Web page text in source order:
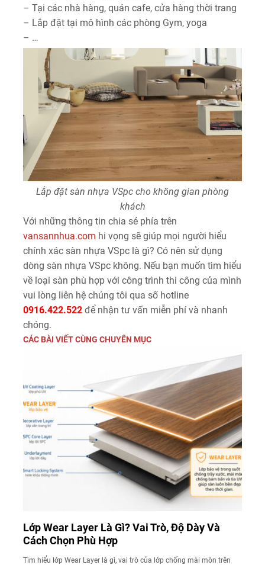
– Tại các nhà hàng, quán cafe, cửa hàng thời trang
– Lắp đặt tại mô hình các phòng Gym, yoga
– …
Lắp đặt sàn nhựa VSpc cho không gian phòng
khách
Với những thông tin chia sẻ phía trên
vansannhua.com hi vọng sẽ giúp mọi người hiểu
chính xác sàn nhựa VSpc là gì? Có nên sử dụng
dòng sàn nhựa VSpc không. Nếu bạn muốn tìm hiểu
về loại sàn phù hợp với công trình thi công của mình
vui lòng liên hệ chúng tôi qua số hotline
0916.422.522 để nhận tư vấn miễn phí và nhanh
chóng.
CÁC BÀI VIẾT CÙNG CHUYÊN MỤC
Lớp Wear Layer Là Gì? Vai Trò, Độ Dày Và
Cách Chọn Phù Hợp
Tìm hiểu lớp Wear Layer là gì, vai trò của lớp chống mài mòn trên